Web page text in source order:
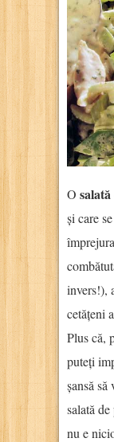
O
și care
invers!),
cetățeni
Plus că,
puteți
șansă să
salată
nu e